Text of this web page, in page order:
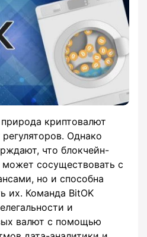
криптовалют
Однако
что блокчейн-
сосуществовать с
но и способна
их. Команда BitOK
и
валют с помощью